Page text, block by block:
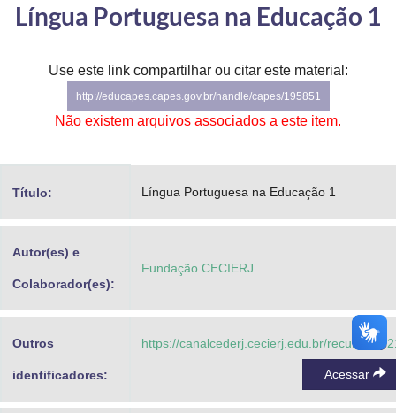
Controladoria-Geral da União
Advocacia-Geral da União
Banco Central do Brasil
Língua Portuguesa na Educação 1
Use este link compartilhar ou citar este material:
http://educapes.capes.gov.br/handle/capes/195851
Não existem arquivos associados a este item.
Título: Língua Portuguesa na Educação 1
Autor(es) e
Colaborador(es):
Fundação CECIERJ
Outros
identificadores:
https://canalcederj.cecierj.edu.br/recurso/
Acessar